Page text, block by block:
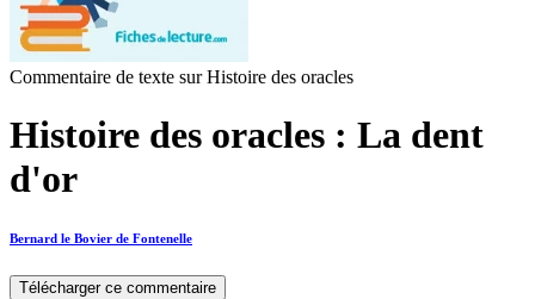
Commentaire de texte sur Histoire des oracles
Histoire des oracles : La dent
d'or
Bernard le Bovier de Fontenelle
Télécharger ce commentaire